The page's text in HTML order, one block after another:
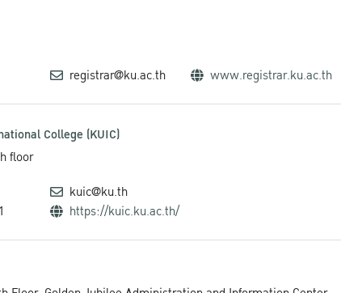
registrar@ku.ac.th www.registrar.ku.ac.th
College (KUIC)
floor
kuic@ku.th
https://kuic.ku.ac.th/